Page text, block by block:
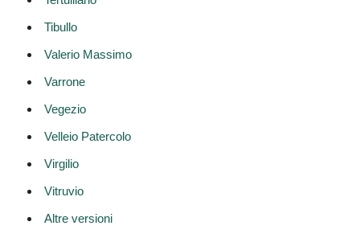
Tibullo
Valerio Massimo
Varrone
Vegezio
Velleio Patercolo
Virgilio
Vitruvio
Altre versioni